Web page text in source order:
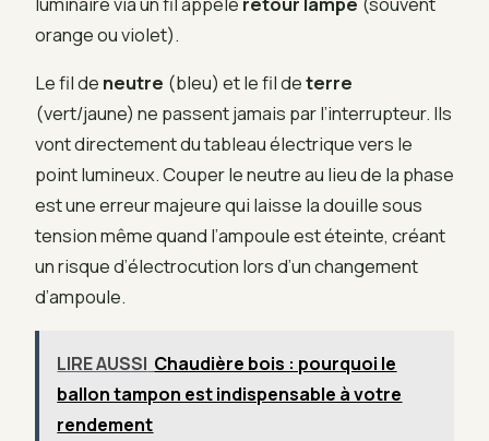
orange ou violet).
Le fil de neutre (bleu) et le fil deterre
(vert/jaune) ne passent jamais par l’interrupteur. Ils
vont directement du tableau électrique vers le
point lumineux. Couper le neutre au lieu de la phase
est une erreur majeure qui laisse la douille sous
tension même quand l’ampoule est éteinte, créant
un risque d’électrocution lors d’un changement
d’ampoule.
LIRE AUSSI Chaudière bois : pourquoi le
ballon tampon est indispensable à votre
rendement